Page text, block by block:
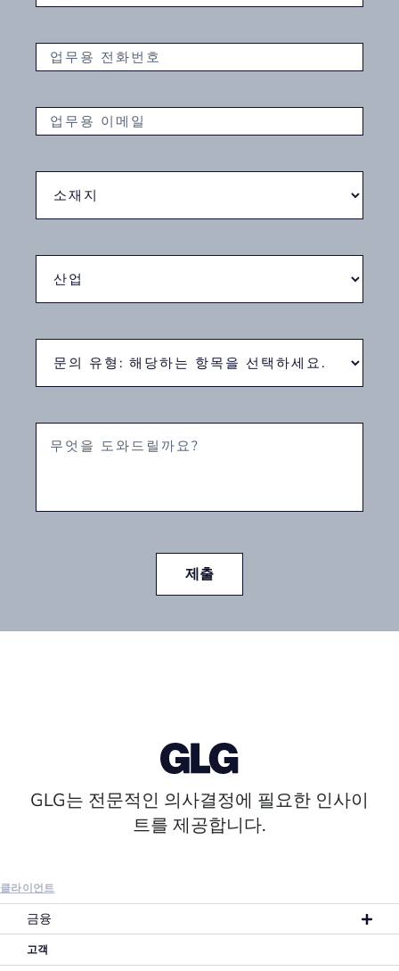
제출
GLG는 전문적인 의사결정에 필요한 인사이
트를 제공합니다.
클라이언트
금융
고객